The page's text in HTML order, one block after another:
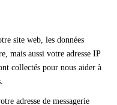
site web, les données
mais aussi votre adresse IP
collectés pour nous aider à
adresse de messagerie